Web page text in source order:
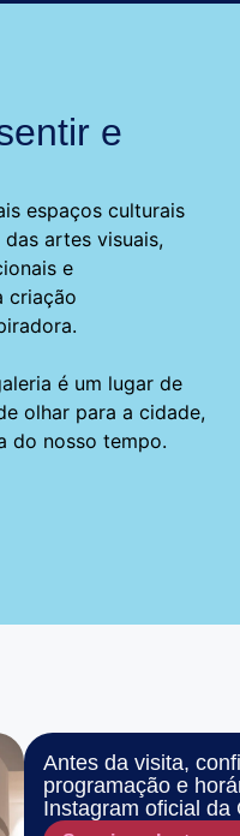
e
espaços culturais
artes visuais,
e
criação
é um lugar de
olhar para a cidade,
do nosso tempo.
Antes da visita,
programação e
Instagram oficial da